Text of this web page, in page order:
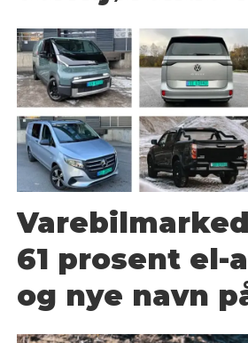
61 prosent el-
og nye navn